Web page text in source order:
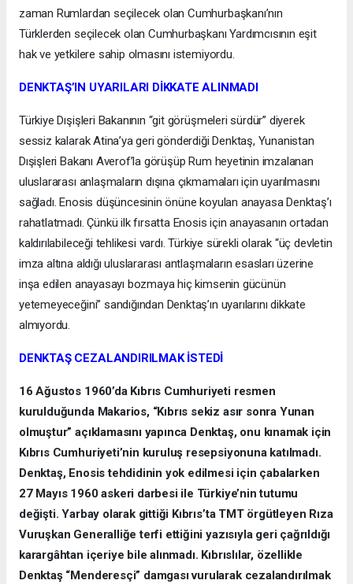
zaman Rumlardan seçilecek olan Cumhurbaşkanı’nın
Türklerden seçilecek olan Cumhurbaşkanı Yardımcısının eşit
hak ve yetkilere sahip olmasını istemiyordu.
DENKTAŞ’IN UYARILARI DİKKATE ALINMADI
Türkiye Dışişleri Bakanının “git görüşmeleri sürdür” diyerek
sessiz kalarak Atina’ya geri gönderdiği Denktaş, Yunanistan
Dışişleri Bakanı Averof’la görüşüp Rum heyetinin imzalanan
uluslararası anlaşmaların dışına çıkmamaları için uyarılmasını
sağladı. Enosis düşüncesinin önüne koyulan anayasa Denktaş’ı
rahatlatmadı. Çünkü ilk fırsatta Enosis için anayasanın ortadan
kaldırılabileceği tehlikesi vardı. Türkiye sürekli olarak “üç devletin
imza altına aldığı uluslararası antlaşmaların esasları üzerine
inşa edilen anayasayı bozmaya hiç kimsenin gücünün
yetemeyeceğini” sandığından Denktaş’ın uyarılarını dikkate
almıyordu.
DENKTAŞ CEZALANDIRILMAK İSTEDİ
16 Ağustos 1960’da Kıbrıs Cumhuriyeti resmen
kurulduğunda Makarios, “Kıbrıs sekiz asır sonra Yunan
olmuştur” açıklamasını yapınca Denktaş, onu kınamak için
Kıbrıs Cumhuriyeti’nin kuruluş resepsiyonuna katılmadı.
Denktaş, Enosis tehdidinin yok edilmesi için çabalarken
27 Mayıs 1960 askeri darbesi ile Türkiye’nin tutumu
değişti. Yarbay olarak gittiği Kıbrıs’ta TMT örgütleyen Rıza
Vuruşkan Generalliğe terfi ettiğini yazısıyla geri çağrıldığı
karargâhtan içeriye bile alınmadı. Kıbrıslılar, özellikle
Denktaş “Menderesçi” damgası vurularak cezalandırılmak